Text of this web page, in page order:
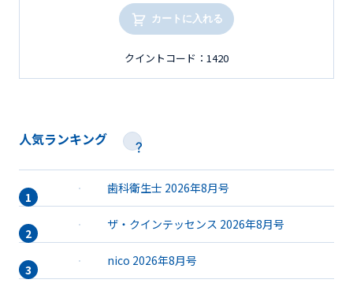
カートに入れる
クイントコード：1420
人気ランキング
歯科衛生士 2026年8月号
ザ・クインテッセンス 2026年8月号
nico 2026年8月号